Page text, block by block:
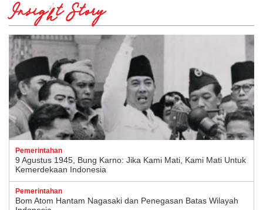
Insight Story
Pemerintahan
9 Agustus 1945, Bung Karno: Jika Kami Mati, Kami Mati Untuk
Kemerdekaan Indonesia
Pemerintahan
Bom Atom Hantam Nagasaki dan Penegasan Batas Wilayah